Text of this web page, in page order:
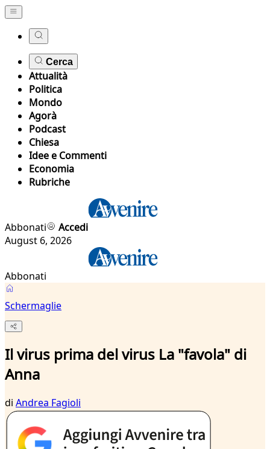
Cerca
Attualità
Politica
Mondo
Agorà
Podcast
Chiesa
Idee e Commenti
Economia
Rubriche
Abbonati
Accedi
August 6, 2026
Abbonati
Schermaglie
Il virus prima del virus La "favola" di
Anna
di Andrea Fagioli